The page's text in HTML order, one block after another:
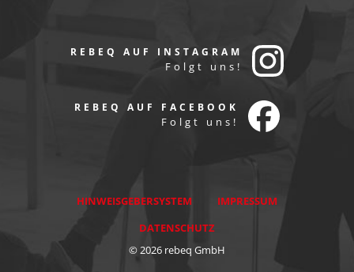
REBEQ AUF INSTAGRAM
Folgt uns!
REBEQ AUF FACEBOOK
Folgt uns!
HINWEISGEBERSYSTEM
IMPRESSUM
DATENSCHUTZ
© 2026 rebeq GmbH